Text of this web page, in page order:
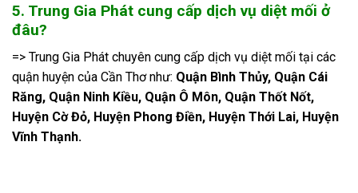
5. Trung Gia Phát cung cấp dịch vụ diệt mối ở
đâu?
=> Trung Gia Phát chuyên cung cấp dịch vụ diệt mối tại các
quận huyện của Cần Thơ như: Quận Bình Thủy, Quận Cái
Răng, Quận Ninh Kiều, Quận Ô Môn, Quận Thốt Nốt,
Huyện Cờ Đỏ, Huyện Phong Điền, Huyện Thới Lai, Huyện
Vĩnh Thạnh.